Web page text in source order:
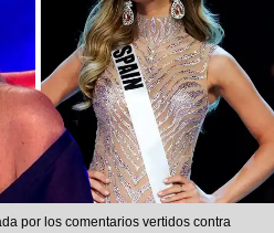
por los comentarios vertidos contra